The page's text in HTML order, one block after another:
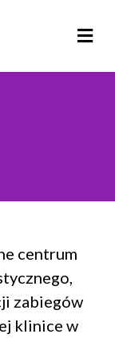
centrum
zabiegów
klinice w